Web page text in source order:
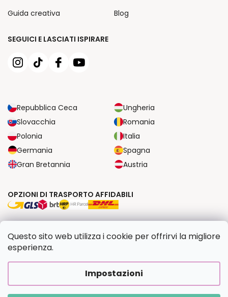
Questo sito web utilizza i cookie per offrirvi la migliore
esperienza.
Impostazioni
SEGUICI E LASCIATI ISPIRARE
Repubblica Ceca
Ungheria
Slovacchia
Romania
Polonia
Italia
Germania
Spagna
Gran Bretannia
Austria
Guida creativa
Blog
OPZIONI DI TRASPORTO AFFIDABILI
Creato da Shoptet Premium|UpraviloFV STUDIO
Copyright 2026Dipingilo.it. Tutti i diritti riservati.